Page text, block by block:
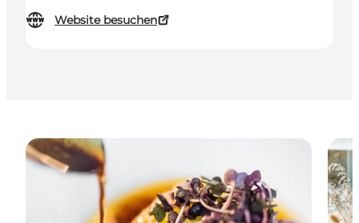
Website besuchen